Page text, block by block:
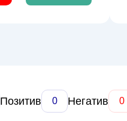
Позитив 0 Негатив 0